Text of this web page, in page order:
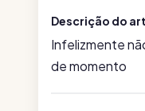
Descrição do
Infelizmente
de momento